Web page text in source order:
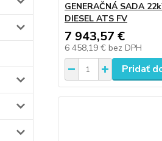
GENERAČNÁ SADA
DIESEL ATS FV
7 943,57 €
6 458,19 € bez DPH
Pridať